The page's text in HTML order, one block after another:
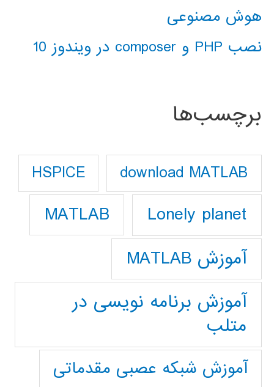
هوش مصنوعی
نصب PHP و composer در ویندوز 10
برچسب‌ها
download MATLAB
HSPICE
Lonely planet
MATLAB
آموزش MATLAB
آموزش برنامه نویسی در
متلب
آموزش شبکه عصبی مقدماتی